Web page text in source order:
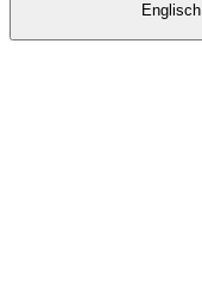
Englisch